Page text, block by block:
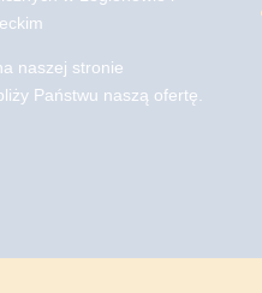
naszej stronie
Państwu naszą ofertę.